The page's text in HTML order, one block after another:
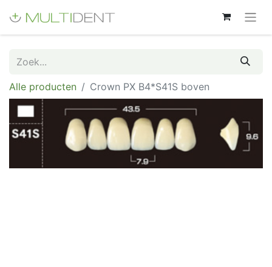
Alle producten Crown PX B4*S41S boven